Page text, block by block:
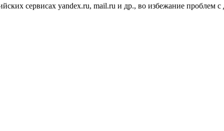
сервисах yandex.ru, mail.ru и др., во избежание проблем с